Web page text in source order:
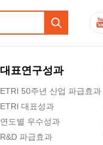
대표연구성과
ETRI 50주년 산업 파급효과
ETRI 대표성과
연도별 우수성과
R&D 파급효과